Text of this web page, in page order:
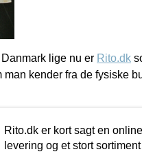
lige nu er Rito.dk
man kender fra de fysiske
Rito.dk er kort sagt en
levering og et stort